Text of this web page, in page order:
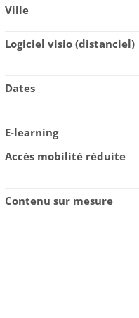
Ville
Logiciel visio (distanciel)
Dates
E-learning
Accès mobilité réduite
Contenu sur mesure